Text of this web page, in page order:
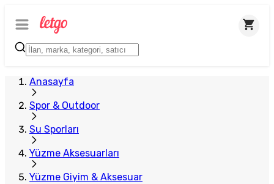
Anasayfa
Spor & Outdoor
Su Sporları
Yüzme Aksesuarları
Yüzme Giyim & Aksesuar
Plus Satıcı